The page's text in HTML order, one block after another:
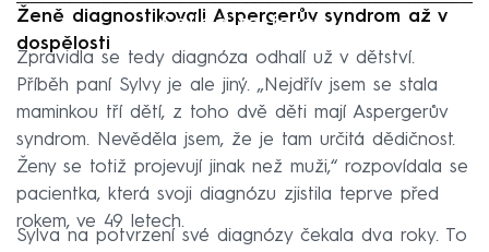
Failed to fetch
Ženě diagnostikovali Aspergerův syndrom až v
dospělosti
Zpravidla se tedy diagnóza odhalí už v dětství.
Příběh paní Sylvy je ale jiný. „Nejdřív jsem se stala
maminkou tří dětí, z toho dvě děti mají Aspergerův
syndrom. Nevěděla jsem, že je tam určitá dědičnost.
Ženy se totiž projevují jinak než muži,“ rozpovídala se
pacientka, která svoji diagnózu zjistila teprve před
rokem, ve 49 letech.
Sylva na potvrzení své diagnózy čekala dva roky. To